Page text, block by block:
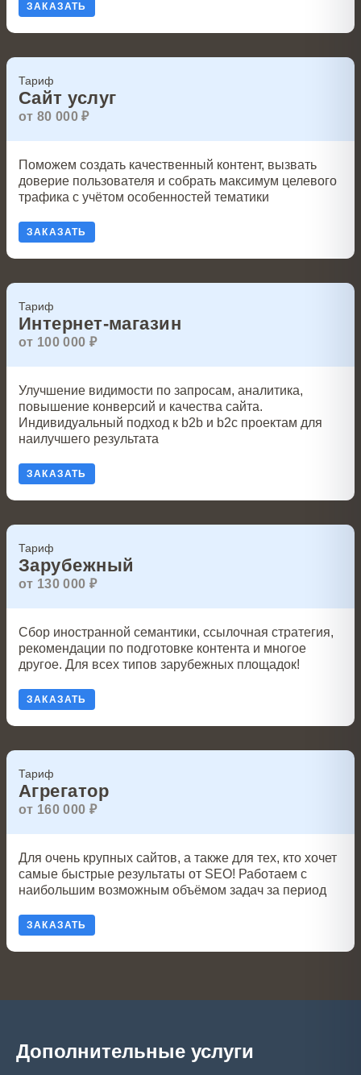
ЗАКАЗАТЬ
Тариф
Сайт услуг
от 80 000 ₽
Поможем создать качественный контент, вызвать
доверие пользователя и собрать максимум целевого
трафика с учётом особенностей тематики
ЗАКАЗАТЬ
Тариф
Интернет-магазин
от 100 000 ₽
Улучшение видимости по запросам, аналитика,
повышение конверсий и качества сайта.
Индивидуальный подход к b2b и b2c проектам для
наилучшего результата
ЗАКАЗАТЬ
Тариф
Зарубежный
от 130 000 ₽
Сбор иностранной семантики, ссылочная стратегия,
рекомендации по подготовке контента и многое
другое. Для всех типов зарубежных площадок!
ЗАКАЗАТЬ
Тариф
Агрегатор
от 160 000 ₽
Для очень крупных сайтов, а также для тех, кто хочет
самые быстрые результаты от SEO! Работаем с
наибольшим возможным объёмом задач за период
ЗАКАЗАТЬ
Дополнительные услуги